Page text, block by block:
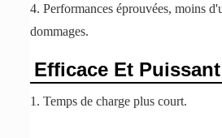
4. Performances éprouvées, moins
dommages.
Efficace Et Puissant
1. Temps de charge plus court.